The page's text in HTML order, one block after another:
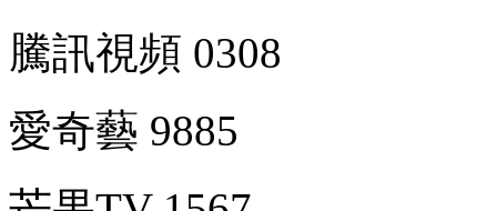
騰訊視頻 0308
愛奇藝 9885